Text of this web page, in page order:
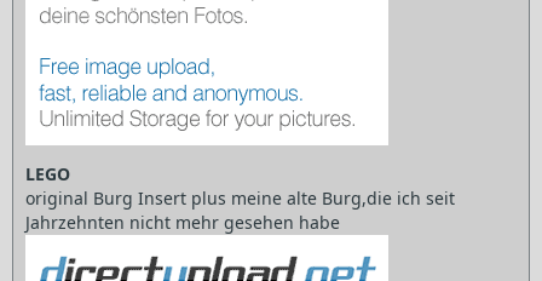
LEGO
original Burg Insert plus meine alte Burg,die ich seit
Jahrzehnten nicht mehr gesehen habe